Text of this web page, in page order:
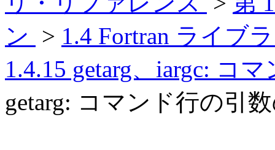
ン
> 1.4 Fortran ライブ
1.4.15 getarg、iargc: コ
getarg: コマンド行の引